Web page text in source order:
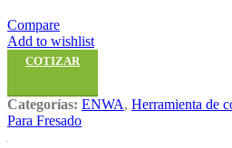
Compare
Add to wishlist
COTIZAR
Categorías: ENWA, Herramienta de
Para Fresado